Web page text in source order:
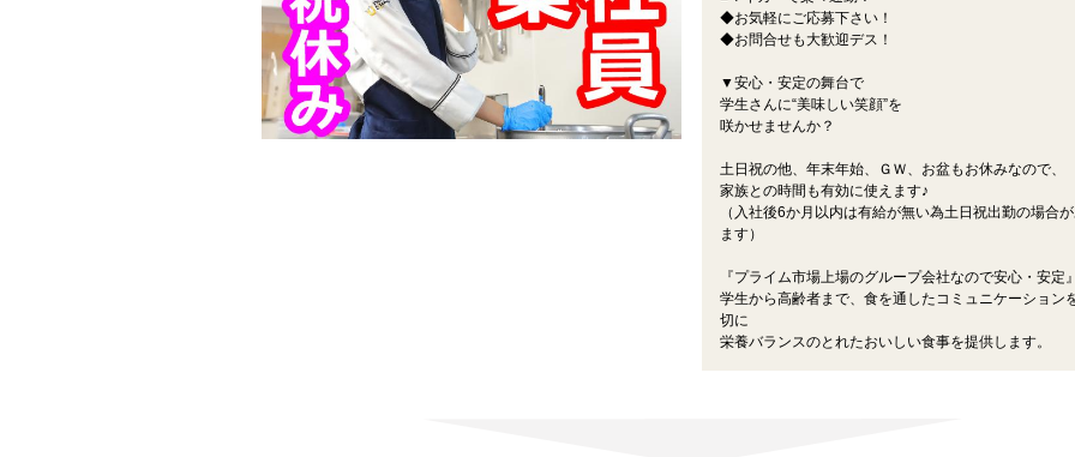
◆お気軽にご応募下さい！
◆お問合せも大歓迎デス！
▼安心・安定の舞台で
学生さんに“美味しい笑顔”を
咲かせませんか？
土日祝の他、年末年始、ＧＷ、お盆もお休みなので、
家族との時間も有効に使えます♪
（入社後6か月以内は有給が無い為土日祝出勤の場合
ます）
『プライム市場上場のグループ会社なので安心・安定
学生から高齢者まで、食を通したコミュニケーション
切に
栄養バランスのとれたおいしい食事を提供します。